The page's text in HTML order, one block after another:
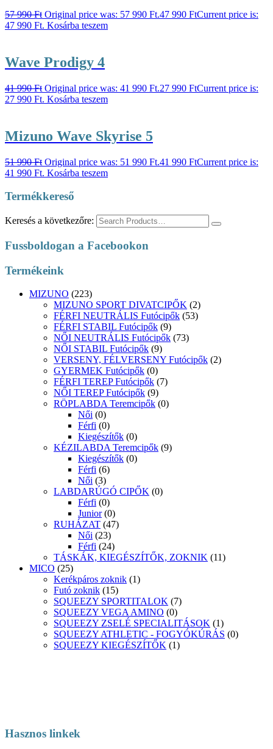
57 990Ft Original price was: 57 990 Ft.47 990 FtCurrent price is:
47 990 Ft. Kosárba teszem
Wave Prodigy 4
41 990Ft Original price was: 41 990 Ft.27 990 FtCurrent price is:
27 990 Ft. Kosárba teszem
Mizuno Wave Skyrise 5
51 990Ft Original price was: 51 990 Ft.41 990 FtCurrent price is:
41 990 Ft. Kosárba teszem
Termékkereső
Keresés a következőre:
Fussboldogan a Facebookon
Termékeink
MIZUNO (223)
MIZUNO SPORT DIVATCIPŐK (2)
FÉRFI NEUTRÁLIS Futócipők (53)
FÉRFI STABIL Futócipők (9)
NŐI NEUTRÁLIS Futócipők (73)
NŐI STABIL Futócipők (9)
VERSENY, FÉLVERSENY Futócipők (2)
GYERMEK Futócipők (0)
FÉRFI TEREP Futócipők (7)
NŐI TEREP Futócipők (9)
RÖPLABDA Teremcipők (0)
Női (0)
Férfi (0)
Kiegészítők (0)
KÉZILABDA Teremcipők (9)
Kiegészítők (0)
Férfi (6)
Női (3)
LABDARÚGÓ CIPŐK (0)
Férfi (0)
Junior (0)
RUHÁZAT (47)
Női (23)
Férfi (24)
TÁSKÁK, KIEGÉSZÍTŐK, ZOKNIK (11)
MICO (25)
Kerékpáros zoknik (1)
Futó zoknik (15)
SQUEEZY SPORTITALOK (7)
SQUEEZY VEGA AMINO (0)
SQUEEZY ZSELÉ SPECIALITÁSOK (1)
SQUEEZY ATHLETIC - FOGYÓKÚRÁS (0)
SQUEEZY KIEGÉSZÍTŐK (1)
Hasznos linkek